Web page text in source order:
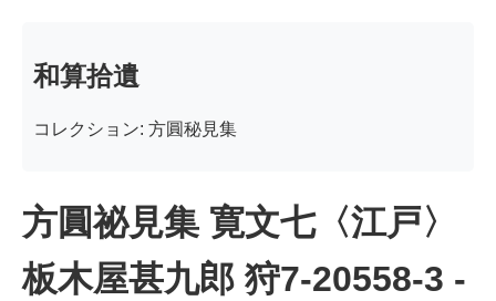
和算拾遺
コレクション: 方圓秘見集
方圓祕見集 寛文七〈江戸〉
板木屋甚九郎 狩7-20558-3 -